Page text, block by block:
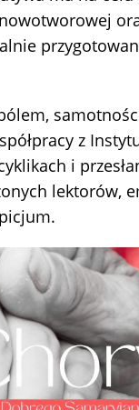
z
i
lektorów,